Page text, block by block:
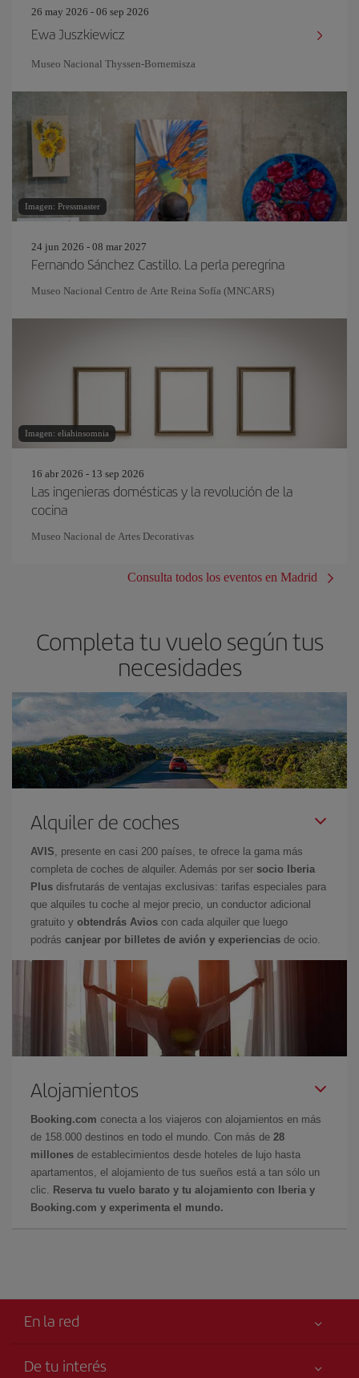
26 may 2026 - 06 sep 2026
Ewa Juszkiewicz
Museo Nacional Thyssen-Bornemisza
Imagen: Pressmaster
24 jun 2026 - 08 mar 2027
Fernando Sánchez Castillo. La perla peregrina
Museo Nacional Centro de Arte Reina Sofía (MNCARS)
Imagen: eliahinsomnia
16 abr 2026 - 13 sep 2026
Las ingenieras domésticas y la revolución de la
cocina
Museo Nacional de Artes Decorativas
Consulta todos los eventos en Madrid
Completa tu vuelo según tus
necesidades
Alquiler de coches
AVIS, presente en casi 200 países, te ofrece la gama más
completa de coches de alquiler. Además por ser socio Iberia
Plus disfrutarás de ventajas exclusivas: tarifas especiales para
que alquiles tu coche al mejor precio, un conductor adicional
gratuito y obtendrás Avios con cada alquiler que luego
podrás canjear por billetes de avión y experiencias de ocio.
Alojamientos
Booking.com conecta a los viajeros con alojamientos en más
de 158.000 destinos en todo el mundo. Con más de 28
millones de establecimientos desde hoteles de lujo hasta
apartamentos, el alojamiento de tus sueños está a tan sólo un
clic. Reserva tu vuelo barato y tu alojamiento con Iberia y
Booking.com y experimenta el mundo.
En la red
De tu interés